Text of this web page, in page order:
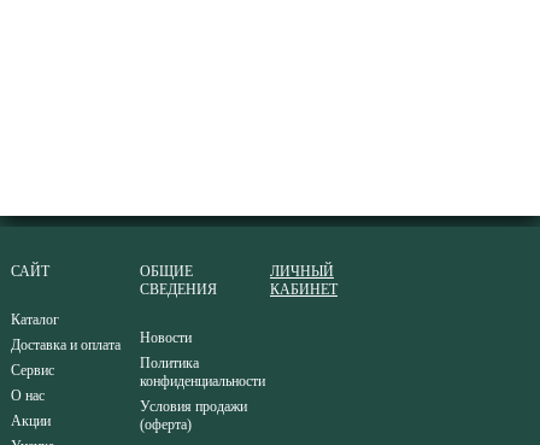
САЙТ
Каталог
Доставка и оплата
Сервис
О нас
Акции
ОБЩИЕ
СВЕДЕНИЯ
Новости
Политика
конфиденциальности
Условия продажи
(оферта)
ЛИЧНЫЙ
КАБИНЕТ